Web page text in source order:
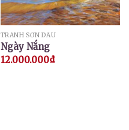
TRANH SƠN DẦU
Ngày Nắng
12.000.000₫